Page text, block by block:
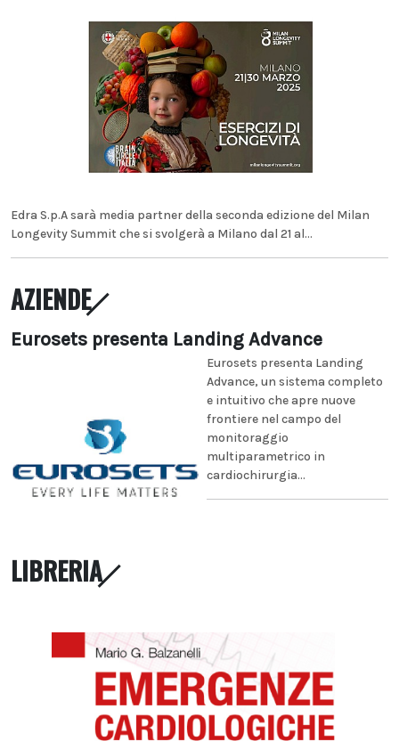
Edra S.p.A sarà media partner della seconda edizione del Milan
Longevity Summit che si svolgerà a Milano dal 21 al...
AZIENDE
Eurosets presenta Landing Advance
Eurosets presenta Landing
Advance, un sistema completo
e intuitivo che apre nuove
frontiere nel campo del
monitoraggio
multiparametrico in
cardiochirurgia...
LIBRERIA